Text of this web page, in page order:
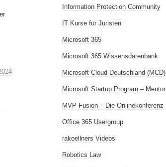
Information Protection Community
IT Kurse für Juristen
Microsoft 365
Microsoft 365 Wissensdatenbank
Microsoft Cloud Deutschland (MCD)
Microsoft Startup Program – Mentor
MVP Fusion – Die Onlinekonferenz
Office 365 Usergroup
rakoellners Videos
Robotics Law